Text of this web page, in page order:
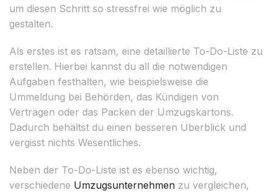
um diesen Schritt so stressfrei wie möglich zu
gestalten.
Als erstes ist es ratsam, eine detaillierte To-Do-Liste zu
erstellen. Hierbei kannst du all die notwendigen
Aufgaben festhalten, wie beispielsweise die
Ummeldung bei Behörden, das Kündigen von
Verträgen oder das Packen der Umzugskartons.
Dadurch behältst du einen besseren Überblick und
vergisst nichts Wesentliches.
Neben der To-Do-Liste ist es ebenso wichtig,
verschiedene Umzugsunternehmen zu vergleichen,